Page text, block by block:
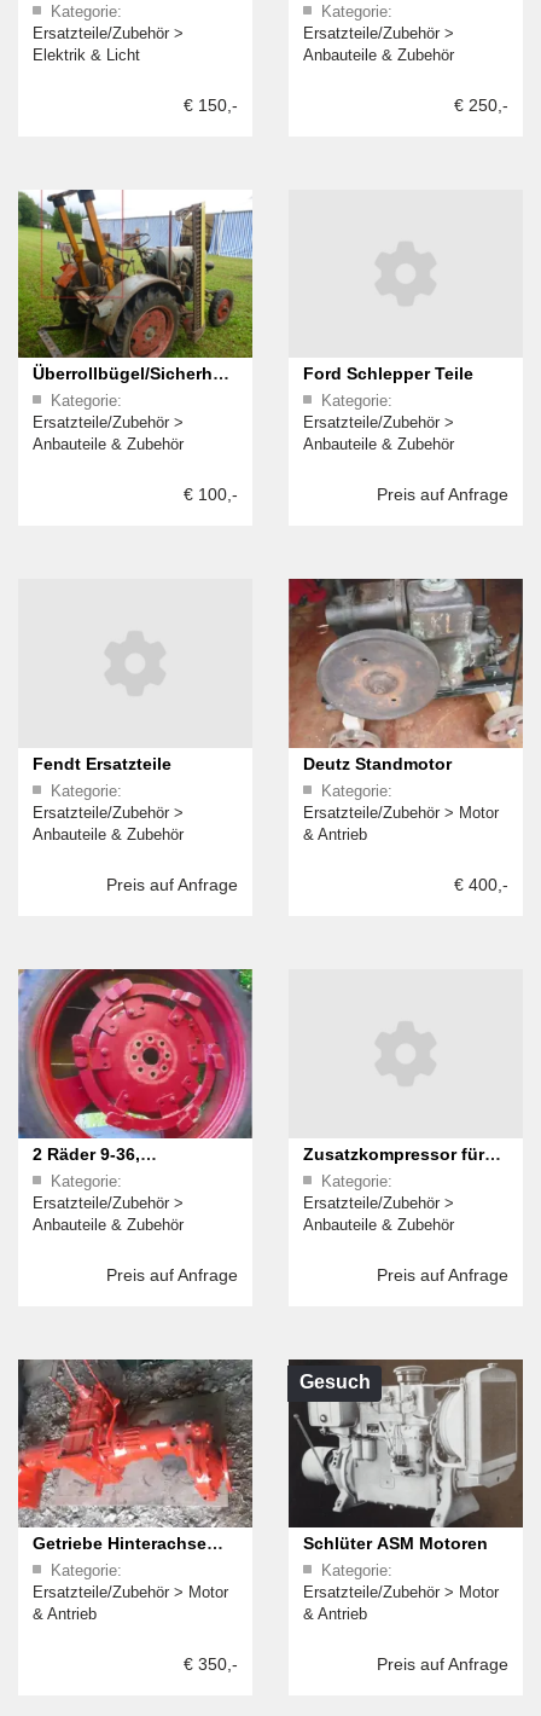
LICHTMASCHINE 6 VOLT
+ REGLER
Kategorie:
Ersatzteile/Zubehör >
Elektrik & Licht
€ 150,-
zu verkaufen, "Eicher
AG108ZST"
Kategorie:
Ersatzteile/Zubehör >
Anbauteile & Zubehör
€ 250,-
Überrollbügel/Sicherheitsbügel
für Eicher EDxx
Kategorie:
Ersatzteile/Zubehör >
Anbauteile & Zubehör
€ 100,-
Ford Schlepper Teile
Kategorie:
Ersatzteile/Zubehör >
Anbauteile & Zubehör
Preis auf Anfrage
Fendt Ersatzteile
Kategorie:
Ersatzteile/Zubehör >
Anbauteile & Zubehör
Preis auf Anfrage
Deutz Standmotor
Kategorie:
Ersatzteile/Zubehör > Motor
& Antrieb
€ 400,-
2 Räder 9-36,
Gitterradaufn., Seitenbl.
R19 li. u. R22 re.,
R12 + C112, 2 gute
Kategorie:
Ersatzteile/Zubehör >
Anbauteile & Zubehör
Preis auf Anfrage
Zusatzkompressor für
MB-Trac
Kategorie:
Ersatzteile/Zubehör >
Anbauteile & Zubehör
Preis auf Anfrage
Getriebe Hinterachse
Porsche Junior Diesel
108
Kategorie:
Ersatzteile/Zubehör > Motor
& Antrieb
€ 350,-
Gesuch
Schlüter ASM Motoren
Kategorie:
Ersatzteile/Zubehör > Motor
& Antrieb
Preis auf Anfrage